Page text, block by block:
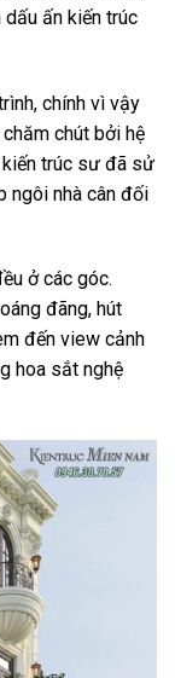
ấn kiến trúc
chính vì vậy
chút bởi hệ
kiến trúc sư đã sử
ngôi nhà cân đối
ở các góc.
đãng, hút
đến view cảnh
hoa sắt nghệ